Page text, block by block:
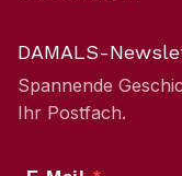
DAMALS-
Spannende
Ihr Postfach.